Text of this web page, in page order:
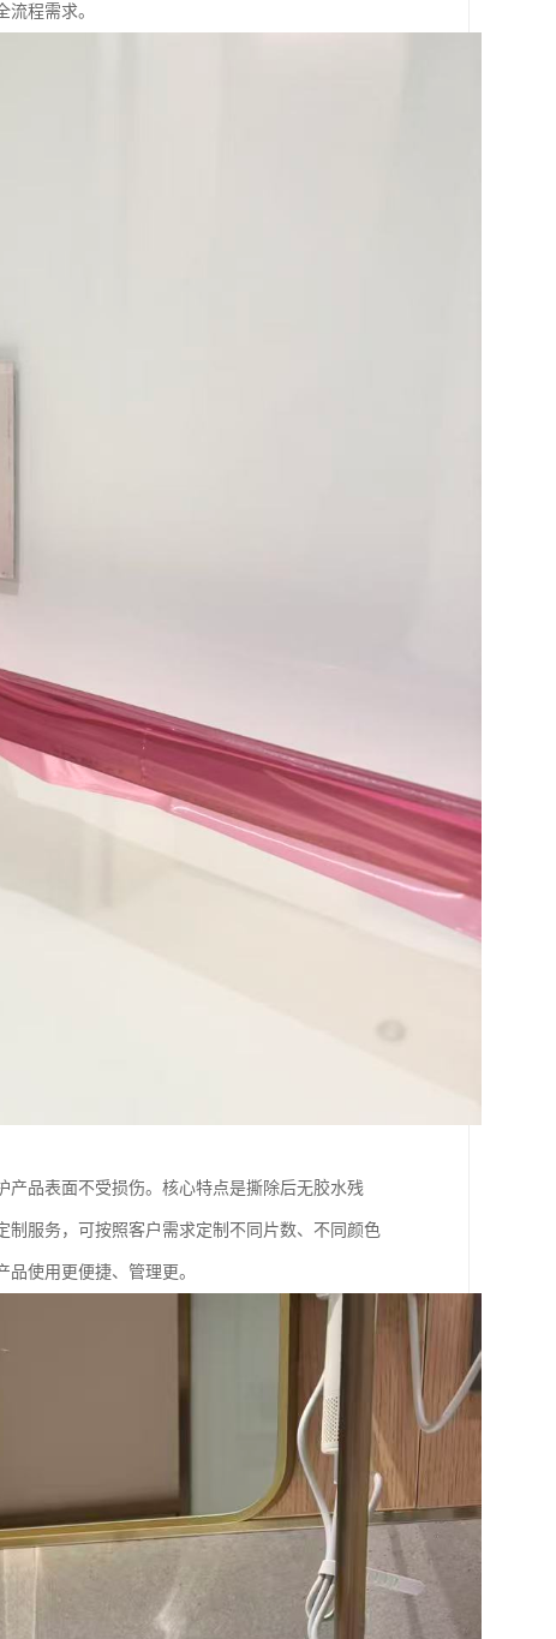
程需求。
品表面不受损伤。核心特点是撕除后无胶水残
服务，可按照客户需求定制不同片数、不同颜色
使用更便捷、管理更。